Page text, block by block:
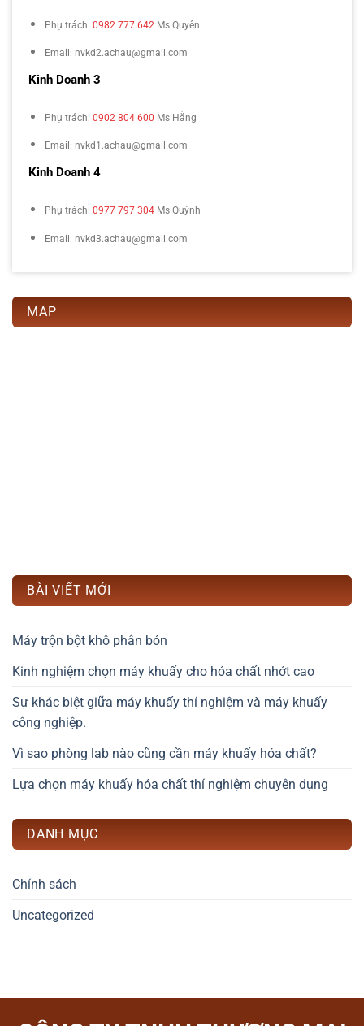
Phụ trách: 0982 777 642 Ms Quyên
Email: nvkd2.achau@gmail.com
Kinh Doanh 3
Phụ trách: 0902 804 600 Ms Hằng
Email: nvkd1.achau@gmail.com
Kinh Doanh 4
Phụ trách: 0977 797 304 Ms Quỳnh
Email: nvkd3.achau@gmail.com
MAP
BÀI VIẾT MỚI
Máy trộn bột khô phân bón
Kinh nghiệm chọn máy khuấy cho hóa chất nhớt cao
Sự khác biệt giữa máy khuấy thí nghiệm và máy khuấy
công nghiệp.
Vì sao phòng lab nào cũng cần máy khuấy hóa chất?
Lựa chọn máy khuấy hóa chất thí nghiệm chuyên dụng
DANH MỤC
Chính sách
Uncategorized